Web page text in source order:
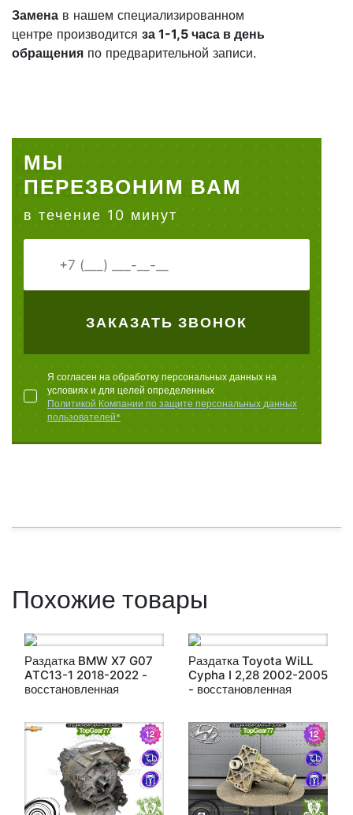
Замена в нашем специализированном
центре производится за 1-1,5 часа в день
обращения по предварительной записи.
МЫ
ПЕРЕЗВОНИМ ВАМ
в течение 10 минут
ЗАКАЗАТЬ ЗВОНОК
Я согласен на обработку персональных данных на
условиях и для целей определенных
Политикой Компании по защите персональных данных
пользователей*
Похожие товары
Раздатка BMW X7 G07
ATC13-1 2018-2022 -
восстановленная
Раздатка Toyota WiLL
Cypha I 2,28 2002-2005
- восстановленная